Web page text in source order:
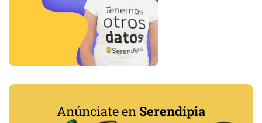
Anúnciate en Serendipia